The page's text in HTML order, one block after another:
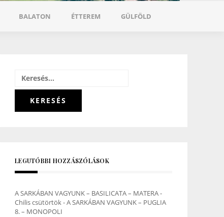
BALATON ÉTTEREM GÜLFÖLD
Keresés:
LEGUTÓBBI HOZZÁSZÓLÁSOK
A SARKÁBAN VAGYUNK – BASILICATA – MATERA -
Chilis csütörtök-A SARKÁBAN VAGYUNK – PUGLIA
8. – MONOPOLI